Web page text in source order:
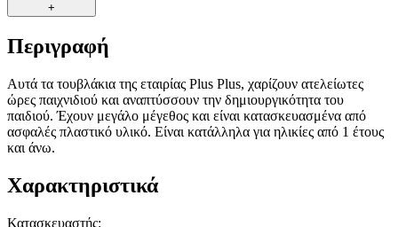
+
Περιγραφή
Αυτά τα τουβλάκια της εταιρίας Plus Plus, χαρίζουν ατελείωτες
ώρες παιχνιδιού και αναπτύσσουν την δημιουργικότητα του
παιδιού. Έχουν μεγάλο μέγεθος και είναι κατασκευασμένα από
ασφαλές πλαστικό υλικό. Είναι κατάλληλα για ηλικίες από 1 έτους
και άνω.
Χαρακτηριστικά
Κατασκευαστής: